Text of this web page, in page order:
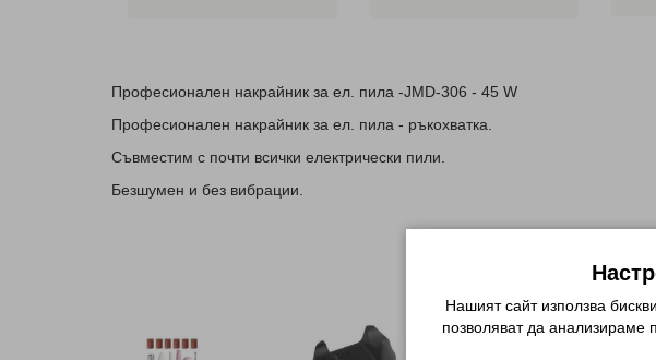
Професионален накрайник за ел. пила -JMD-306 - 45 W
Професионален накрайник за ел. пила - ръкохватка.
Съвместим с почти всички електрически пили.
Безшумен и без вибрации.
Нашият сайт използва
позволяват да